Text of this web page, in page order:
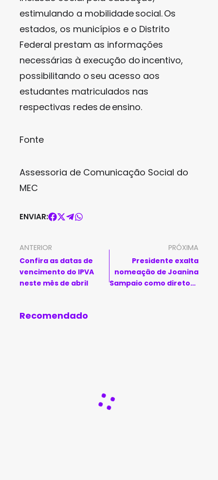
estimulando a mobilidade social. Os
estados, os municípios e o Distrito
Federal prestam as informações
necessárias à execução do incentivo,
possibilitando o seu acesso aos
estudantes matriculados nas
respectivas redes de ensino.
Fonte
Assessoria de Comunicação Social do
MEC
ENVIAR:
ANTERIOR
Confira as datas de
vencimento do IPVA
neste mês de abril
PRÓXIMA
Presidente exalta
nomeação de Joanina
Sampaio como diretora
Recomendado